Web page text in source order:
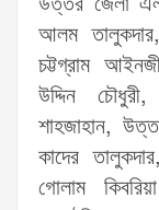
আলম
চট্টগ্রাম
উদ্দিন
শাহজাহান,
কাদের
গোলাম